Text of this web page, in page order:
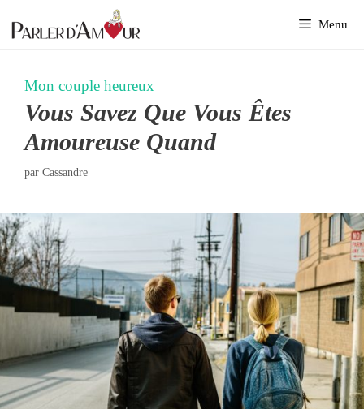
au
Menu
Mon couple heureux
Vous Savez Que Vous Êtes
Amoureuse Quand
par Cassandre